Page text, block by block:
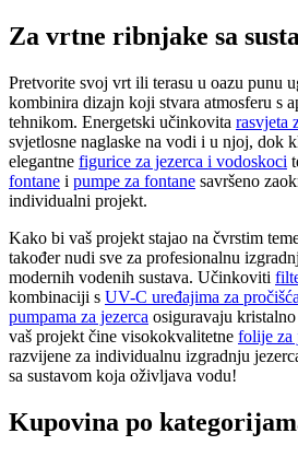
Za vrtne ribnjake sa
Pretvorite svoj vrt ili terasu u oazu punu
kombinira dizajn koji stvara atmosferu s
tehnikom. Energetski učinkovita rasvjeta
svjetlosne naglaske na vodi i u njoj, dok
elegantne figurice za jezerca i vodoskoci
fontane i pumpe za fontane savršeno
individualni projekt.
Kako bi vaš projekt stajao na čvrstim
također nudi sve za profesionalnu
modernih vodenih sustava. Učinkoviti
kombinaciji s UV-C uređajima za
pumpama za jezerca osiguravaju
vaš projekt čine visokokvalitetne folije za
razvijene za individualnu izgradnju
sa sustavom koja oživljava vodu!
Kupovina po